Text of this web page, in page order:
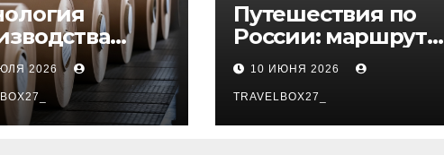
и
из
2026
Путешествия по
России: маршруты,
регионы и
особенности
поездок
10 ИЮНЯ 2026
TRAVELBOX27_